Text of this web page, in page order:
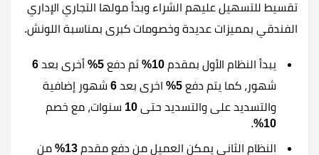
تقسيط للتسهيل عليهم الشراء وبدأ مولها التجاري الإداري
الفندقي بمميزات عديدة وخصومات كبرى بمناسبة اللونش.
يبدأ النظام الأول بمقدم 10% ثم دفع 5% أخرى بعد 6
شهور، كما يتم دفع 5% اخرى بعد 6 شهور إضافية
والتسديد على والتسديد حتى 10 سنوات، مع خصم
10%
.
النظام الثاني يمكن العميل من دفع مقدم 13%
من